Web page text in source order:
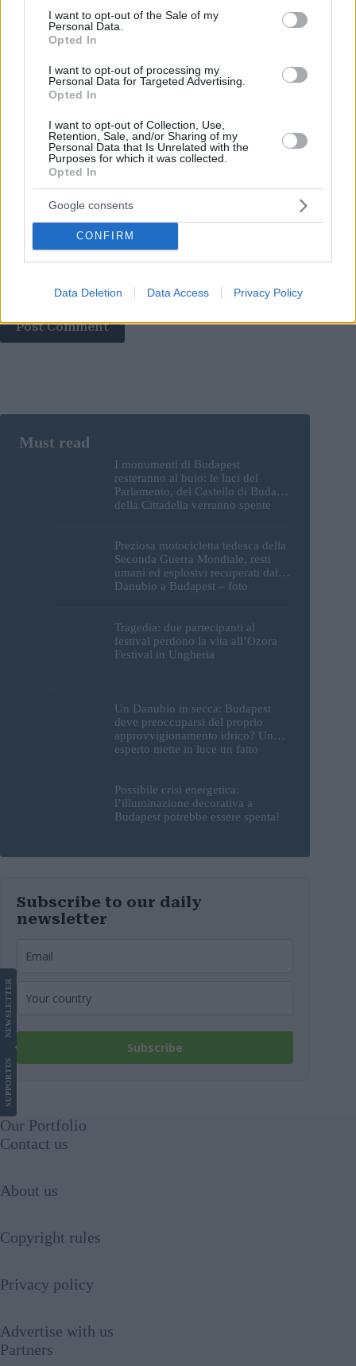
consent section.
I want to opt-out of the Sale of my
Personal Data.
Opted In
I want to opt-out of processing my
Personal Data for Targeted Advertising.
Opted In
I want to opt-out of Collection, Use,
Retention, Sale, and/or Sharing of my
Personal Data that Is Unrelated with the
Purposes for which it was collected.
Opted In
Google consents
CONFIRM
Data Deletion Data Access Privacy Policy
*
*
Website
Add Comment*
Post Comment
I monumenti di Budapest
resteranno al buio: le luci del
Parlamento, del Castello di Buda e
della Cittadella verranno spente
Preziosa motocicletta tedesca della
Seconda Guerra Mondiale, resti
umani ed esplosivi recuperati dal
Danubio a Budapest – foto
Tragedia: due partecipanti al
festival perdono la vita all’Ozora
Festival in Ungheria
Un Danubio in secca: Budapest
deve preoccuparsi del proprio
approvvigionamento idrico? Un
esperto mette in luce un fatto
Possibile crisi energetica:
l’illuminazione decorativa a
Budapest potrebbe essere spenta!
Subscribe to our daily
newsletter
Subscribe
SUPPORT
US
NEWS
LETTER
Our Portfolio
Contact us
About us
Copyright rules
Privacy policy
Advertise with us
Partners